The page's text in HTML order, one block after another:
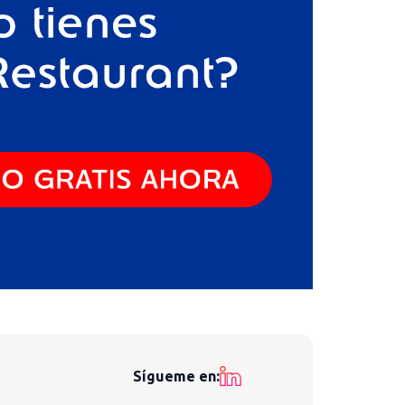
Sígueme en: